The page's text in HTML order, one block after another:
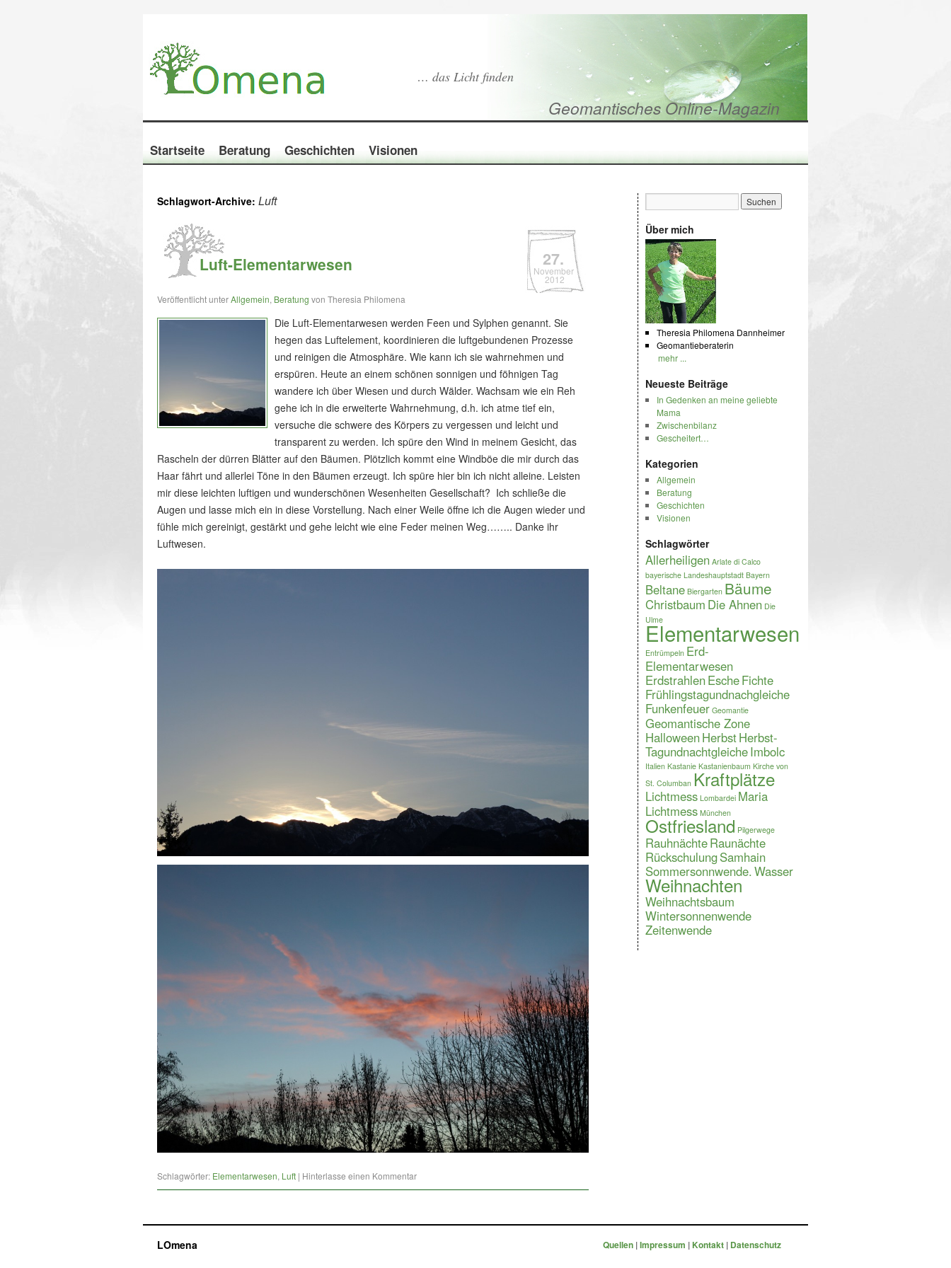
… das Licht finden
Geomantisches Online-Magazin
Startseite Beratung Geschichten Visionen
Schlagwort-Archive: Luft
Luft-Elementarwesen 27.
November
2012
Veröffentlicht unterAllgemein, Beratung von Theresia Philomena
Die Luft-Elementarwesen werden Feen und Sylphen genannt. Sie
hegen das Luftelement, koordinieren die luftgebundenen Prozesse
und reinigen die Atmosphäre. Wie kann ich sie wahrnehmen und
erspüren. Heute an einem schönen sonnigen und föhnigen Tag
wandere ich über Wiesen und durch Wälder. Wachsam wie ein Reh
gehe ich in die erweiterte Wahrnehmung, d.h. ich atme tief ein,
versuche die schwere des Körpers zu vergessen und leicht und
transparent zu werden. Ich spüre den Wind in meinem Gesicht, das
Rascheln der dürren Blätter auf den Bäumen. Plötzlich kommt eine Windböe die mir durch das
Haar fährt und allerlei Töne in den Bäumen erzeugt. Ich spüre hier bin ich nicht alleine. Leisten
mir diese leichten luftigen und wunderschönen Wesenheiten Gesellschaft? Ich schließe die
Augen und lasse mich ein in diese Vorstellung. Nach einer Weile öffne ich die Augen wieder und
fühle mich gereinigt, gestärkt und gehe leicht wie eine Feder meinen Weg…….. Danke ihr
Luftwesen.
Schlagwörter: Elementarwesen, Luft | Hinterlasse einen Kommentar
Über mich
Theresia Philomena Dannheimer
Geomantieberaterin
mehr ...
Neueste Beiträge
In Gedenken an meine geliebte
Mama
Zwischenbilanz
Gescheitert…
Kategorien
Allgemein
Beratung
Geschichten
Visionen
Schlagwörter
Allerheiligen Arlate di Calco
bayerische Landeshauptstadt Bayern
Beltane Biergarten Bäume
Christbaum Die Ahnen Die
Ulme
Elementarwesen
Entrümpeln Erd-
Elementarwesen
ErdstrahlenEscheFichte
Frühlingstagundnachgleiche
Funkenfeuer Geomantie
Geomantische Zone
HalloweenHerbstHerbst-
TagundnachtgleicheImbolc
Italien Kastanie Kastanienbaum Kirche von
St. Columban Kraftplätze
Lichtmess Lombardei Maria
Lichtmess München
Ostfriesland Pilgerwege
RauhnächteRaunächte
RückschulungSamhain
Sommersonnwende.Wasser
Weihnachten
Weihnachtsbaum
Wintersonnenwende
Zeitenwende
LOmena Quellen |Impressum | Kontakt | Datenschutz